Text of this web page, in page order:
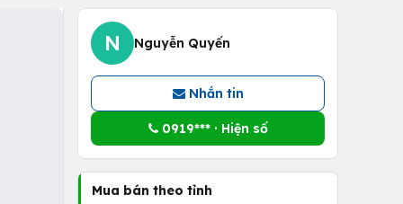
N Nguyễn Quyến
Nhắn tin
0919*** · Hiện số
Mua bán theo tỉnh